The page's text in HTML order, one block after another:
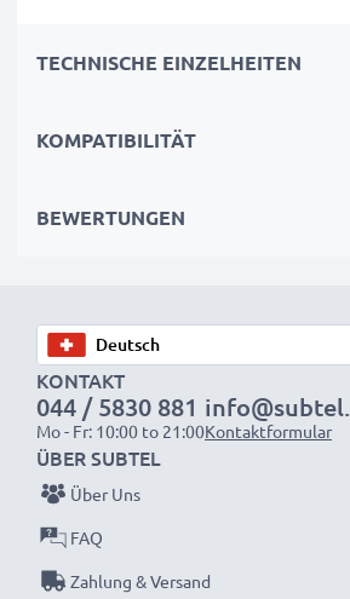
getestet, um ein optimales
Kurzschluss-, Überhitzungs- und
Garantie
Geld sparen, der Umwelt dienen
Tauschen Sie den Akku aus, nicht
die klügere, billigere und
Recycling und reduzieren unnötigen
Schnelle Lieferung. 30 Tage
TECHNISCHE EINZELHEITEN
KOMPATIBILITÄT
BEWERTUNGEN
KONTAKT
044 / 5830 881
Mo - Fr: 10:00 to 21:00Kontaktformular
ÜBER SUBTEL
Über Uns
FAQ
Zahlung & Versand